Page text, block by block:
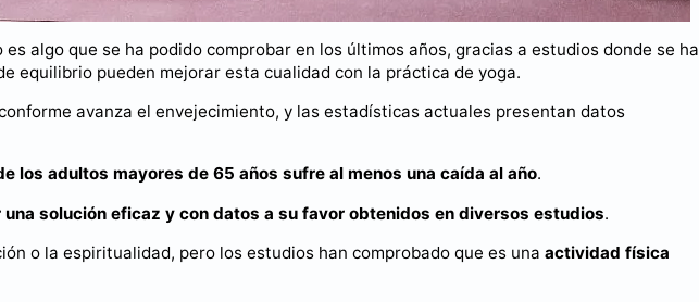
algo que se ha podido comprobar en los últimos años, gracias a estudios donde se ha
equilibrio pueden mejorar esta cualidad con la práctica de yoga.
avanza el envejecimiento, y las estadísticas actuales presentan datos
los adultos mayores de 65 años sufre al menos una caída al año.
una solución eficaz y con datos a su favor obtenidos en diversos estudios.
o la espiritualidad, pero los estudios han comprobado que es una actividad física